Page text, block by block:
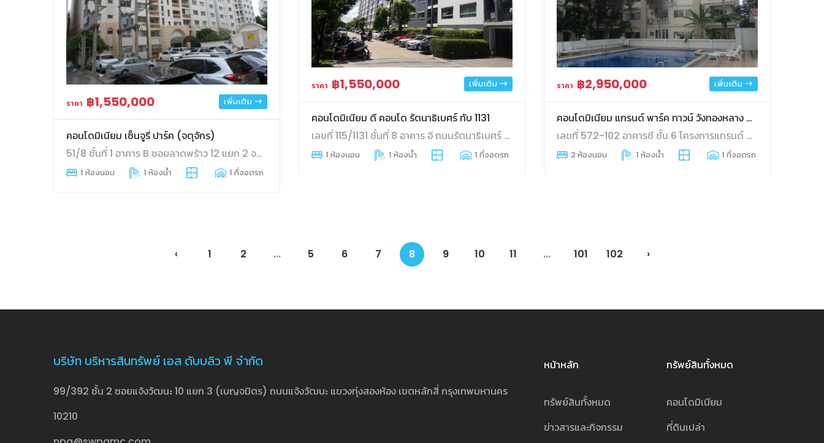
ราคา ฿1,550,000 เพิ่มเติม
คอนโดมิเนียม เซ็นจูรี่ ปาร์ค (จตุจักร)
51/8 ชั้นที่ 1 อาคาร B ซอยลาดพร้าว 12 แยก 2 จอมพล จตุจักร กรุงเทพมหานคร 10900
1 ห้องนอน 1 ห้องน้ำ 1 ที่จอดรถ
ราคา ฿1,550,000 เพิ่มเติม
คอนโดมิเนียม ดี คอนโด รัตนาธิเบศร์ ทับ 1131
เลขที่ 115/1131 ชั้นที่ 8 อาคาร อี ถนนรัตนาธิเบศร์ ตำบลไทรม้า อำเภอเมืองนนทบุรี จังหวัดนนทบุรี
1 ห้องนอน 1 ห้องน้ำ 1 ที่จอดรถ
ราคา ฿2,950,000 เพิ่มเติม
คอนโดมิเนียม แกรนด์ พาร์ค ทาวน์ วังทองหลาง 572 ทับ 102
เลขที่ 572-102 อาคารซี ชั้น 6 โครงการแกรนด์ พาร์ค ทาวน์ แขวงวังทองหลาง เขตบางกะปิ จังหวัดกรุงเทพมหานคร
2 ห้องนอน 1 ห้องน้ำ 1 ที่จอดรถ
‹ 1 2 ... 5 6 7 8 9 10 11 ... 101 102 ›
บริษัท บริหารสินทรัพย์ เอส ดับบลิว พี จำกัด
99/392 ชั้น 2 ซอยแจ้งวัฒนะ 10 แยก 3 (เบญจมิตร) ถนนแจ้งวัฒนะ แขวงทุ่งสองห้อง เขตหลักสี่ กรุงเทพมหานคร
10210
หน้าหลัก
ทรัพย์สินทั้งหมด
ข่าวสารและกิจกรรม
ทรัพย์สินทั้งหมด
คอนโดมิเนียม
ที่ดินเปล่า